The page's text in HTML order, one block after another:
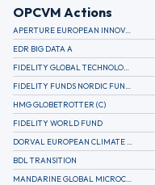
OPCVM Actions
APERTURE EUROPEAN INNOVATION
EDR BIG DATA A
FIDELITY GLOBAL TECHNOLOGY FUND A EUR
FIDELITY FUNDS NORDIC FUND A
HMG GLOBETROTTER (C)
FIDELITY WORLD FUND
DORVAL EUROPEAN CLIMATE INITIATIVE R (C)
BDL TRANSITION
MANDARINE GLOBAL MICROCAP